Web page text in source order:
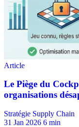
Stratégie Supply Chain
31 Jan 2026 6 min